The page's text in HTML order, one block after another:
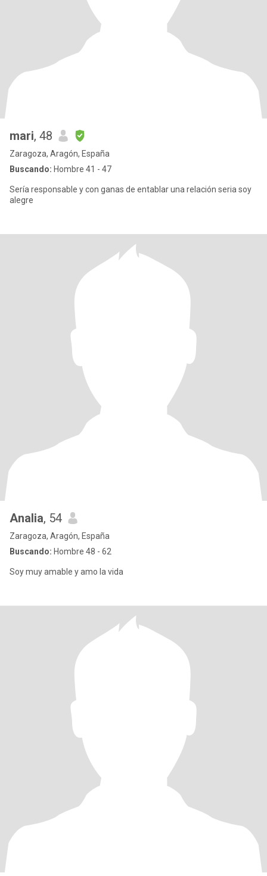
mari, 48
Zaragoza, Aragón, España
Buscando: Hombre 41 - 47
Sería responsable y con ganas de entablar una relación seria soy
alegre
Analia, 54
Zaragoza, Aragón, España
Buscando: Hombre 48 - 62
Soy muy amable y amo la vida